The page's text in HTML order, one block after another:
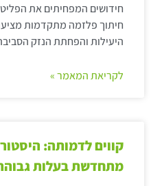
חידושים המפחיתים את
חיתוך פלזמה מתקדמות
היעילות והפחתת הנזק
לקריאת המאמר »
קווים לדמותה:
מתחדשת בעלות